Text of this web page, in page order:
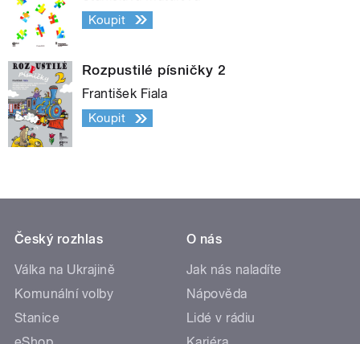
Koupit
Rozpustilé písničky 2
František Fiala
Koupit
Český rozhlas
Válka na Ukrajině
Komunální volby
Stanice
O nás
Jak nás naladíte
Nápověda
Lidé v rádiu